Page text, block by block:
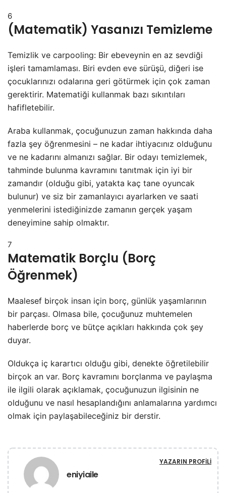
6
(Matematik) Yasanızı Temizleme
Temizlik ve carpooling: Bir ebeveynin en az sevdiği
işleri tamamlaması. Biri evden eve sürüşü, diğeri ise
çocuklarınızı odalarına geri götürmek için çok zaman
gerektirir. Matematiği kullanmak bazı sıkıntıları
hafifletebilir.
Araba kullanmak, çocuğunuzun zaman hakkında daha
fazla şey öğrenmesini – ne kadar ihtiyacınız olduğunu
ve ne kadarını almanızı sağlar. Bir odayı temizlemek,
tahminde bulunma kavramını tanıtmak için iyi bir
zamandır (olduğu gibi, yatakta kaç tane oyuncak
bulunur) ve siz bir zamanlayıcı ayarlarken ve saati
yenmelerini istediğinizde zamanın gerçek yaşam
deneyimine sahip olmaktır.
7
Matematik Borçlu (Borç
Öğrenmek)
Maalesef birçok insan için borç, günlük yaşamlarının
bir parçası. Olmasa bile, çocuğunuz muhtemelen
haberlerde borç ve bütçe açıkları hakkında çok şey
duyar.
Oldukça iç karartıcı olduğu gibi, denekte öğretilebilir
birçok an var. Borç kavramını borçlanma ve paylaşma
ile ilgili olarak açıklamak, çocuğunuzun ilgisinin ne
olduğunu ve nasıl hesaplandığını anlamalarına yardımcı
olmak için paylaşabileceğiniz bir derstir.
eniyiaile
YAZARIN PROFILI